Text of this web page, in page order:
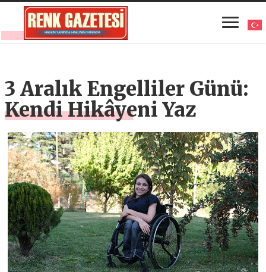
3 Aralık Engelliler Günü:
Kendi Hikâyeni Yaz